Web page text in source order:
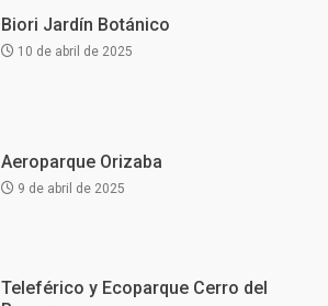
Biori Jardín Botánico
10 de abril de 2025
Aeroparque Orizaba
9 de abril de 2025
Teleférico y Ecoparque Cerro del